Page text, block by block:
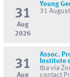
31
Aug
2026
Young
31
31
Aug
Assoc.
Institute
tba via
contact